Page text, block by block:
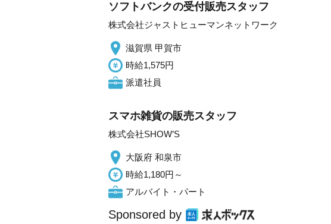
ソフトバンクの受付販売スタッフ
株式会社ジャストヒューマンネットワーク
滋賀県 甲賀市
時給1,575円
派遣社員
スマホ雑貨の販売スタッフ
株式会社SHOW’S
大阪府 和泉市
時給1,180円～
アルバイト・パート
Sponsored by